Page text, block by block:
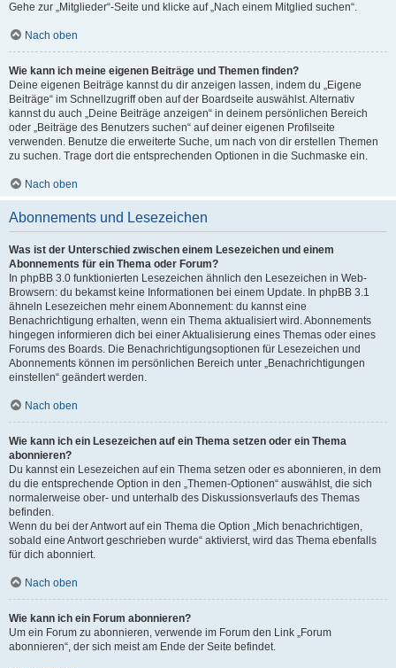
Gehe zur „Mitglieder“-Seite und klicke auf „Nach einem Mitglied suchen“.
Nach oben
Wie kann ich meine eigenen Beiträge und Themen finden?
Deine eigenen Beiträge kannst du dir anzeigen lassen, indem du „Eigene
Beiträge“ im Schnellzugriff oben auf der Boardseite auswählst. Alternativ
kannst du auch „Deine Beiträge anzeigen“ in deinem persönlichen Bereich
oder „Beiträge des Benutzers suchen“ auf deiner eigenen Profilseite
verwenden. Benutze die erweiterte Suche, um nach von dir erstellen Themen
zu suchen. Trage dort die entsprechenden Optionen in die Suchmaske ein.
Nach oben
Abonnements und Lesezeichen
Was ist der Unterschied zwischen einem Lesezeichen und einem
Abonnements für ein Thema oder Forum?
In phpBB 3.0 funktionierten Lesezeichen ähnlich den Lesezeichen in Web-
Browsern: du bekamst keine Informationen bei einem Update. In phpBB 3.1
ähneln Lesezeichen mehr einem Abonnement: du kannst eine
Benachrichtigung erhalten, wenn ein Thema aktualisiert wird. Abonnements
hingegen informieren dich bei einer Aktualisierung eines Themas oder eines
Forums des Boards. Die Benachrichtigungsoptionen für Lesezeichen und
Abonnements können im persönlichen Bereich unter „Benachrichtigungen
einstellen“ geändert werden.
Nach oben
Wie kann ich ein Lesezeichen auf ein Thema setzen oder ein Thema
abonnieren?
Du kannst ein Lesezeichen auf ein Thema setzen oder es abonnieren, in dem
du die entsprechende Option in den „Themen-Optionen“ auswählst, die sich
normalerweise ober- und unterhalb des Diskussionsverlaufs des Themas
befinden.
Wenn du bei der Antwort auf ein Thema die Option „Mich benachrichtigen,
sobald eine Antwort geschrieben wurde“ aktivierst, wird das Thema ebenfalls
für dich abonniert.
Nach oben
Wie kann ich ein Forum abonnieren?
Um ein Forum zu abonnieren, verwende im Forum den Link „Forum
abonnieren“, der sich meist am Ende der Seite befindet.